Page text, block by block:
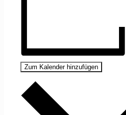
Zum Kalender hinzufügen